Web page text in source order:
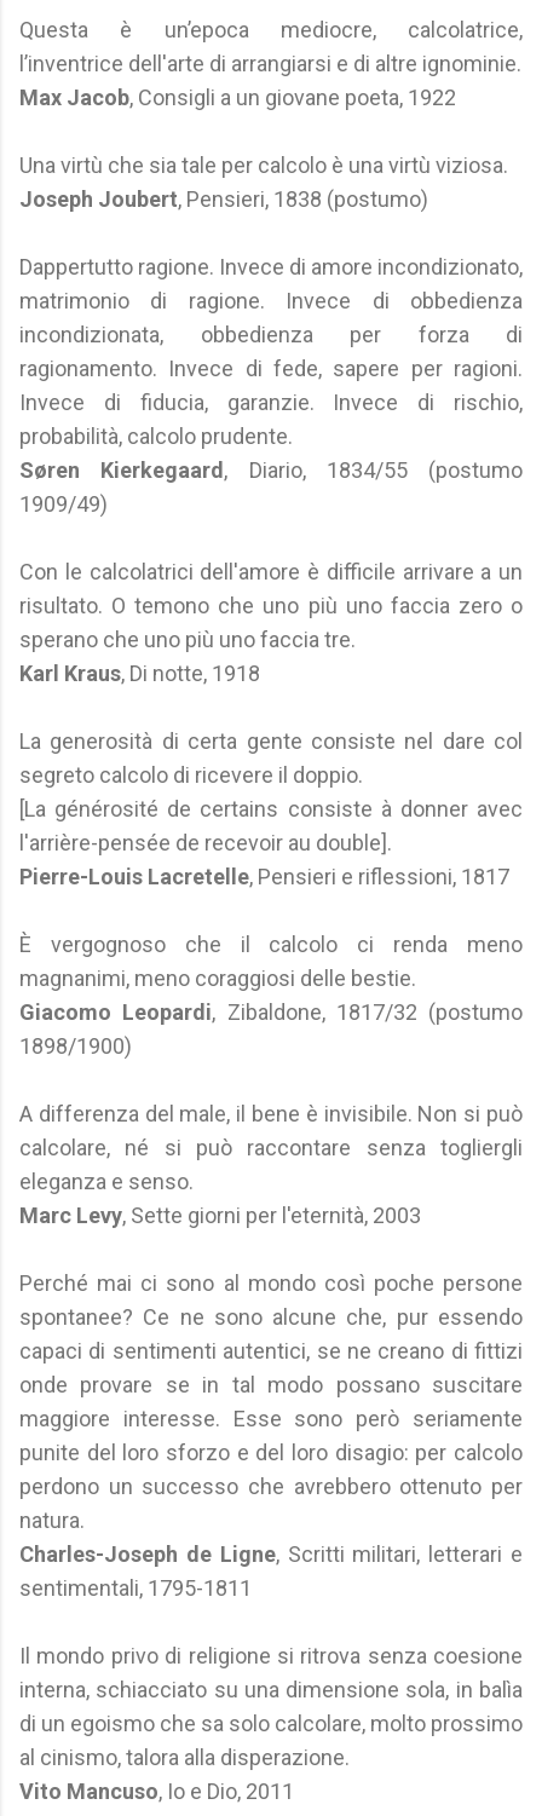
Questa è un’epoca mediocre, calcolatrice,
l’inventrice dell'arte di arrangiarsi e di altre ignominie.
Max Jacob, Consigli a un giovane poeta, 1922
Una virtù che sia tale per calcolo è una virtù viziosa.
Joseph Joubert, Pensieri, 1838 (postumo)
Dappertutto ragione. Invece di amore incondizionato,
matrimonio di ragione. Invece di obbedienza
incondizionata, obbedienza per forza di
ragionamento. Invece di fede, sapere per ragioni.
Invece di fiducia, garanzie. Invece di rischio,
probabilità, calcolo prudente.
Søren Kierkegaard , Diario, 1834/55 (postumo
1909/49)
Con le calcolatrici dell'amore è difficile arrivare a un
risultato. O temono che uno più uno faccia zero o
sperano che uno più uno faccia tre.
Karl Kraus, Di notte, 1918
La generosità di certa gente consiste nel dare col
segreto calcolo di ricevere il doppio.
[La générosité de certains consiste à donner avec
l'arrière-pensée de recevoir au double].
Pierre-Louis Lacretelle, Pensieri e riflessioni, 1817
È vergognoso che il calcolo ci renda meno
magnanimi, meno coraggiosi delle bestie.
Giacomo Leopardi, Zibaldone, 1817/32 (postumo
1898/1900)
A differenza del male, il bene è invisibile. Non si può
calcolare, né si può raccontare senza togliergli
eleganza e senso.
Marc Levy, Sette giorni per l'eternità, 2003
Perché mai ci sono al mondo così poche persone
spontanee? Ce ne sono alcune che, pur essendo
capaci di sentimenti autentici, se ne creano di fittizi
onde provare se in tal modo possano suscitare
maggiore interesse. Esse sono però seriamente
punite del loro sforzo e del loro disagio: per calcolo
perdono un successo che avrebbero ottenuto per
natura.
Charles-Joseph de Ligne, Scritti militari, letterari e
sentimentali, 1795-1811
Il mondo privo di religione si ritrova senza coesione
interna, schiacciato su una dimensione sola, in balìa
di un egoismo che sa solo calcolare, molto prossimo
al cinismo, talora alla disperazione.
Vito Mancuso, Io e Dio, 2011